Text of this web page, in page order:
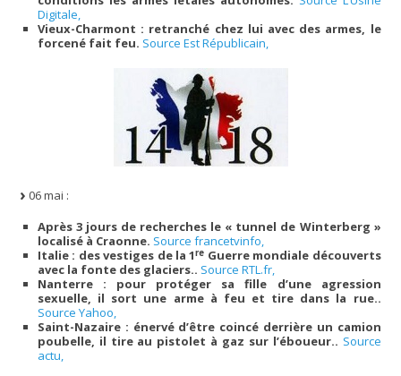
Digitale,
Vieux-Charmont : retranché chez lui avec des armes, le
forcené fait feu. Source Est Républicain,
06 mai :
Après 3 jours de recherches le « tunnel de Winterberg »
localisé à Craonne. Source francetvinfo,
Italie : des vestiges de la 1re Guerre mondiale découverts
avec la fonte des glaciers.. Source RTL.fr,
Nanterre : pour protéger sa fille d’une agression
sexuelle, il sort une arme à feu et tire dans la rue..
Source Yahoo,
Saint-Nazaire : énervé d’être coincé derrière un camion
poubelle, il tire au pistolet à gaz sur l’éboueur.. Source
actu,